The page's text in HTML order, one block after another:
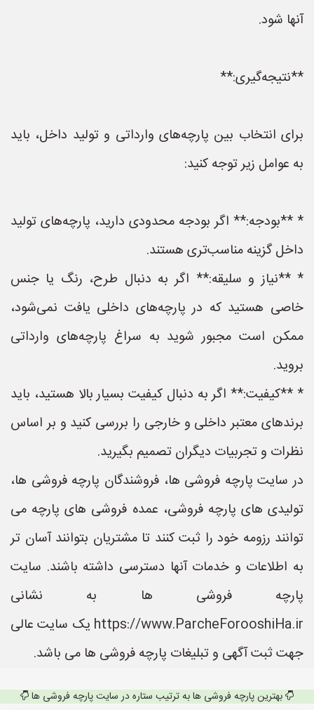
آنها شود.
**نتیجه‌گیری:**
برای انتخاب بین پارچه‌های وارداتی و تولید داخل، باید
به عوامل زیر توجه کنید:
* **بودجه:** اگر بودجه محدودی دارید، پارچه‌های تولید
داخل گزینه مناسب‌تری هستند.
* **نیاز و سلیقه:** اگر به دنبال طرح، رنگ یا جنس
خاصی هستید که در پارچه‌های داخلی یافت نمی‌شود،
ممکن است مجبور شوید به سراغ پارچه‌های وارداتی
بروید.
* **کیفیت:** اگر به دنبال کیفیت بسیار بالا هستید، باید
برندهای معتبر داخلی و خارجی را بررسی کنید و بر اساس
نظرات و تجربیات دیگران تصمیم بگیرید.
در سایت پارچه فروشی ها، فروشندگان پارچه فروشی ها،
تولیدی های پارچه فروشی، عمده فروشی های پارچه می
توانند رزومه خود را ثبت کنند تا مشتریان بتوانند آسان تر
به اطلاعات و خدمات آنها دسترسی داشته باشند. سایت
پارچه فروشی ها به نشانی
https://www.ParcheForooshiHa.ir یک سایت عالی
جهت ثبت آگهی و تبلیغات پارچه فروشی ها می باشد.
بهترین پارچه فروشی ها به ترتیب ستاره در سایت پارچه فروشی ها